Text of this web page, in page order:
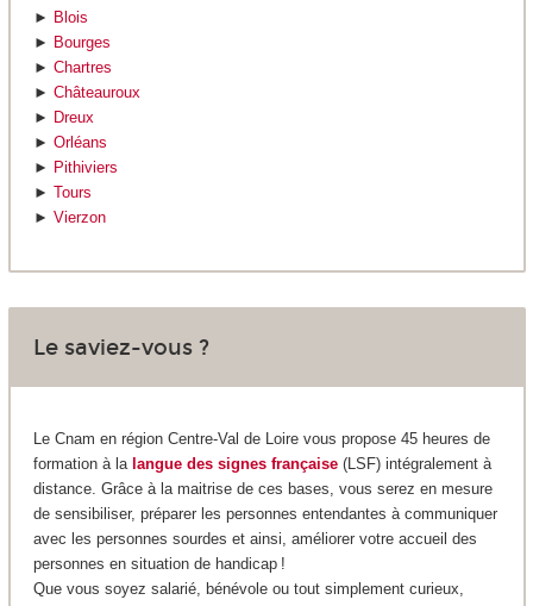
► Blois
► Bourges
► Chartres
► Châteauroux
► Dreux
► Orléans
► Pithiviers
► Tours
► Vierzon
Le saviez-vous ?
Le Cnam en région Centre-Val de Loire vous propose 45 heures de
formation à la langue des signes française(LSF) intégralement à
distance. Grâce à la maitrise de ces bases, vous serez en mesure
de sensibiliser, préparer les personnes entendantes à communiquer
avec les personnes sourdes et ainsi, améliorer votre accueil des
personnes en situation de handicap !
Que vous soyez salarié, bénévole ou tout simplement curieux,